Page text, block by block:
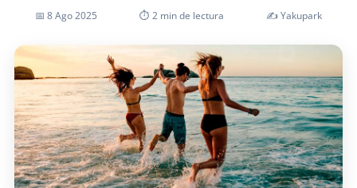
📅 8 Ago 2025 ⏱ 2 min de lectura ✍️ Yakupark